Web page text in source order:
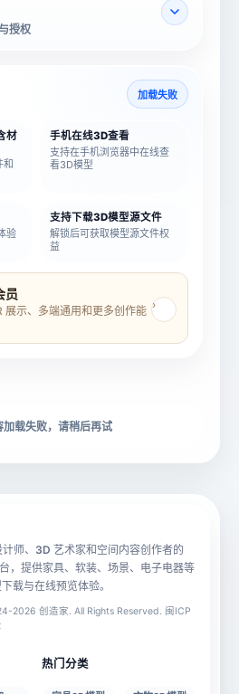
授权
材质贴图
文件大小
加载失败
材
和
手机在线3D查看
支持在手机浏览器中在线查
看3D模型
验
支持下载3D模型源文件
解锁后可获取模型源文件权
益
员
展示、多端通用和更多创作能 ›
加载失败，请稍后再试
师、3D 艺术家和空间内容创作者的
，提供家具、软装、场景、电子电器等
载与在线预览体验。
2026 创造家. All Rights Reserved. 闽ICP
热门分类